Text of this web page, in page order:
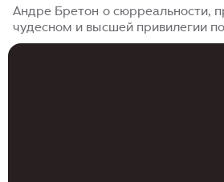
Андре Бретон о сюрреальности,
чудесном и высшей привилегии поэта.
писатель и поэт,